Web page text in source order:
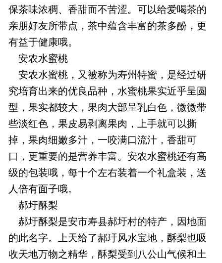
保茶味浓稠、香甜而不苦涩。可以给爱喝茶的
亲朋好友所带点，茶中蕴含丰富的茶多酚，更
有益于健康哦。
安农水蜜桃
安农水蜜桃，又被称为寿州特蜜，是经过研
究培育出来的优良品种，水蜜桃果实近乎呈圆
型，果实都较大，果肉大部呈乳白色，微微带
些淡红色，果皮易剥离果肉，上手就可以撕
掉，果肉细嫩多汁，一咬满口流汁，香甜可
口，更重要的是营养丰富。安农水蜜桃还有高
级的包装哦，每十个左右装着一个礼盒装，送
人倍有面子哦。
郝圩酥梨
郝圩酥梨是安市寿县郝圩村的特产，因地面
的此名字。上天给了郝玗风水宝地，酥梨也吸
收天地万物之精华，酥梨受到八公山气候和土